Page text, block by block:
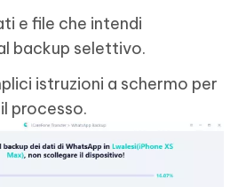
e file che intendi
backup selettivo.
istruzioni a schermo per
processo.